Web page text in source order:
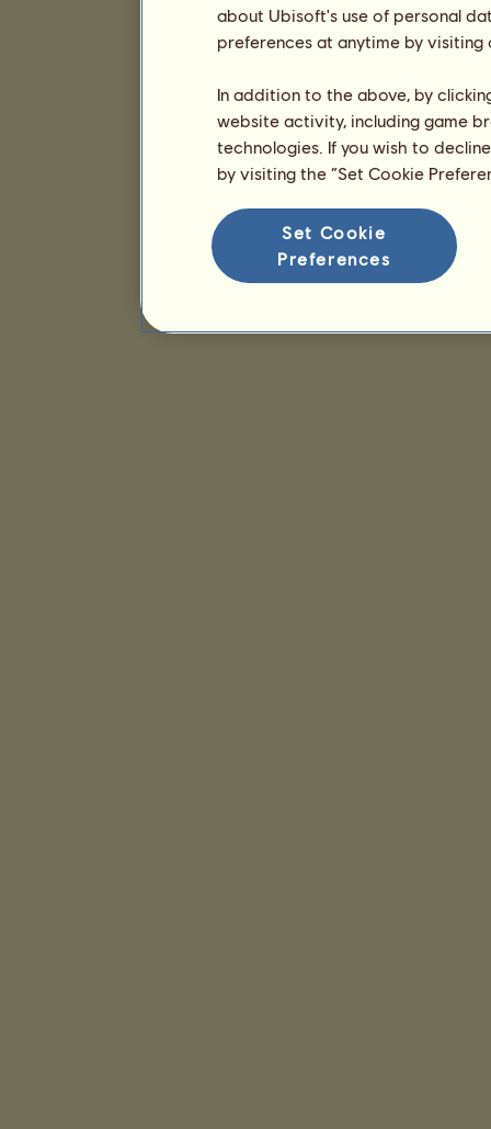
about Ubisoft's use of personal
preferences at anytime by
In addition to the above, by
website activity, including game
technologies. If you wish to
by visiting the “Set Cookie
Set Cookie
Preferences